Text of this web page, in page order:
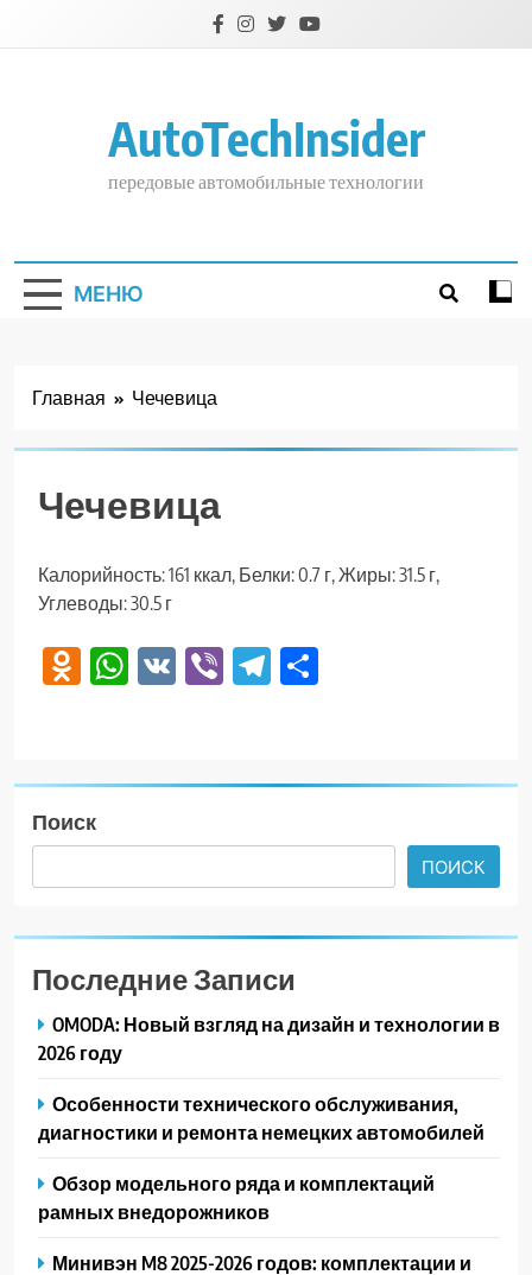
AutoTechInsider
передовые автомобильные технологии
МЕНЮ
Главная Чечевица
Чечевица
Калорийность: 161 ккал, Белки: 0.7 г, Жиры: 31.5 г,
Углеводы: 30.5 г
Odnoklassniki
WhatsApp
VK ViberTelegram
Поиск
ПОИСК
Последние Записи
OMODA: Новый взгляд на дизайн и технологии в
2026 году
Особенности технического обслуживания,
диагностики и ремонта немецких автомобилей
Обзор модельного ряда и комплектаций
рамных внедорожников
Минивэн M8 2025-2026 годов: комплектации и